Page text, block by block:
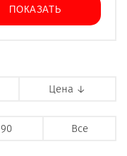
Цена ↓
90 Все